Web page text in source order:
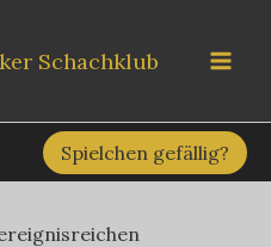
Schachklub
Spielchen gefällig?